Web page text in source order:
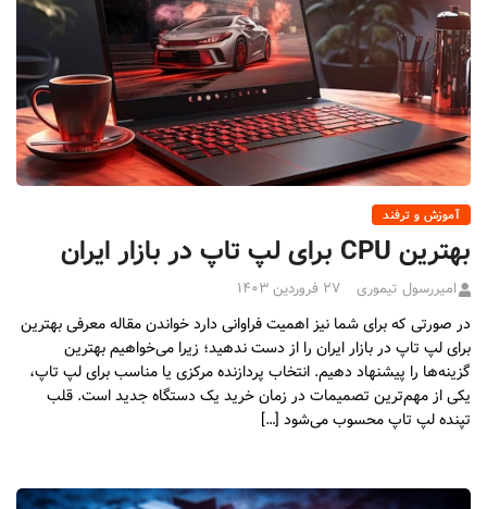
آموزش و ترفند
بهترین CPU برای لپ تاپ در بازار ایران
امیررسول تیموری ۲۷ فروردین ۱۴۰۳
در صورتی که برای شما نیز اهمیت فراوانی دارد خواندن مقاله معرفی بهترین
برای لپ تاپ در بازار ایران را از دست ندهید؛ زیرا می‌خواهیم بهترین
گزینه‌ها را پیشنهاد دهیم. انتخاب پردازنده مرکزی یا مناسب برای لپ تاپ،
یکی از مهم‌ترین تصمیمات در زمان خرید یک دستگاه جدید است. قلب
تپنده لپ تاپ محسوب می‌شود […]